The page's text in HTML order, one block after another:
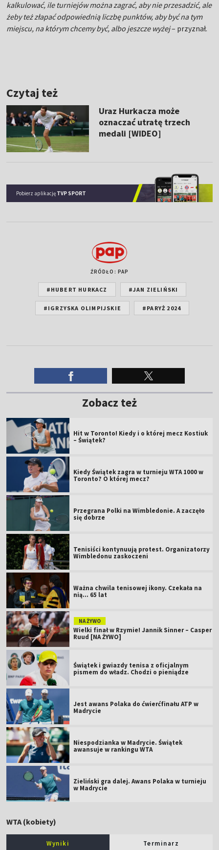
kalkulować, ile turniejów można zagrać, aby nie przesadzić, ale
żeby też złapać odpowiednią liczbę punktów, aby być na tym
miejscu, na którym chcemy być, albo jeszcze wyżej– przyznał.
Czytaj też
Uraz Hurkacza może
oznaczać utratę trzech
medali [WIDEO]
Pobierz aplikację TVP SPORT
ŹRÓDŁO: PAP
#HUBERT HURKACZ #JAN ZIELIŃSKI
#IGRZYSKA OLIMPIJSKIE #PARYŻ 2024
Zobacz też
Hit w Toronto! Kiedy i o której mecz Kostiuk
– Świątek?
Kiedy Świątek zagra w turnieju WTA 1000 w
Toronto? O której mecz?
Przegrana Polki na Wimbledonie. A zaczęło
się dobrze
Tenisiści kontynuują protest. Organizatorzy
Wimbledonu zaskoczeni
Ważna chwila tenisowej ikony. Czekała na
nią... 65 lat
NA ŻYWO
Wielki finał w Rzymie! Jannik Sinner – Casper
Ruud [NA ŻYWO]
Świątek i gwiazdy tenisa z oficjalnym
pismem do władz. Chodzi o pieniądze
Jest awans Polaka do ćwierćfinału ATP w
Madrycie
Niespodzianka w Madrycie. Świątek
awansuje w rankingu WTA
Zieliński gra dalej. Awans Polaka w turnieju
w Madrycie
WTA (kobiety)
Wyniki Terminarz